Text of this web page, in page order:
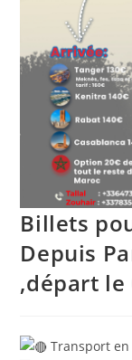
Billets
Depuis
,départ le
Transport